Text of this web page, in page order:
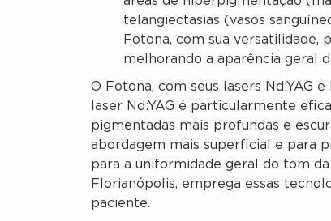
telangiectasias (vasos
Fotona, com sua versatilidade,
melhorando a aparência geral
O Fotona, com seus lasers Nd:YAG
laser Nd:YAG é particularmente
pigmentadas mais profundas e
abordagem mais superficial e para
para a uniformidade geral do tom
Florianópolis, emprega essas
paciente.